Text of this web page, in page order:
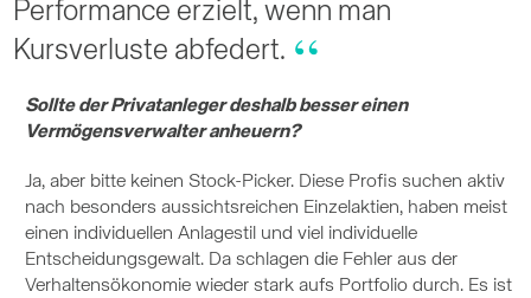
Performance erzielt, wenn man
Kursverluste abfedert.
Sollte der Privatanleger deshalb besser einen
Vermögensverwalter anheuern?
Ja, aber bitte keinen Stock-Picker. Diese Profis suchen aktiv
nach besonders aussichtsreichen Einzelaktien, haben meist
einen individuellen Anlagestil und viel individuelle
Entscheidungsgewalt. Da schlagen die Fehler aus der
Verhaltensökonomie wieder stark aufs Portfolio durch. Es ist